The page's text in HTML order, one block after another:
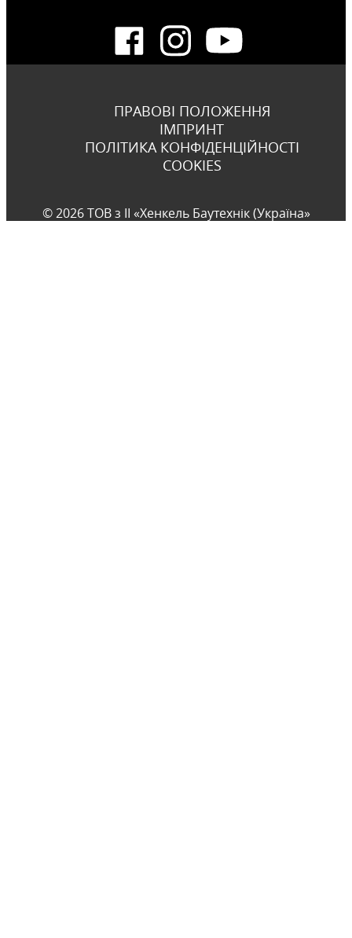
ПРАВОВІ ПОЛОЖЕННЯ
ІМПРИНТ
ПОЛІТИКА КОНФІДЕНЦІЙНОСТІ
COOKIES
© 2026 ТОВ з ІІ «Хенкель Баутехнік (Україна»